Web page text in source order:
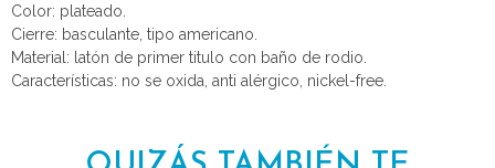
Color: plateado.
Cierre: basculante, tipo americano.
Material: latón de primer titulo con baño de rodio.
Características: no se oxida, anti alérgico, nickel-free.